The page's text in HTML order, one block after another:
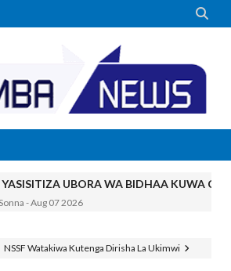

UBORA WA BIDHAA KUWA
-Aug 07 2026
WAZIRI NANAUKA AIPONGEZA
NSSF Watakiwa Kutenga Dirisha La Ukimwi